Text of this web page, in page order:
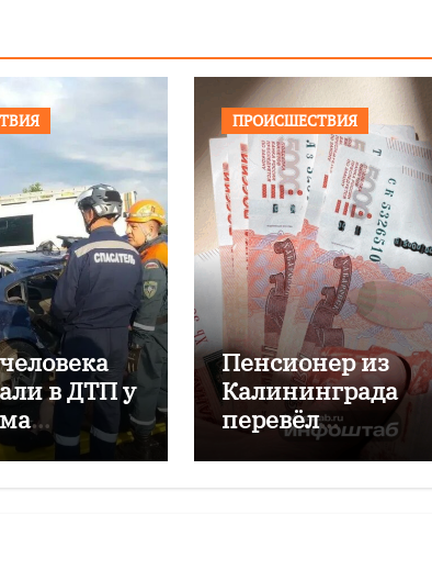
в ДТП у
ПРОИСШЕСТВИЯ
Пенсионер из
Калининграда
перевёл
мошенникам